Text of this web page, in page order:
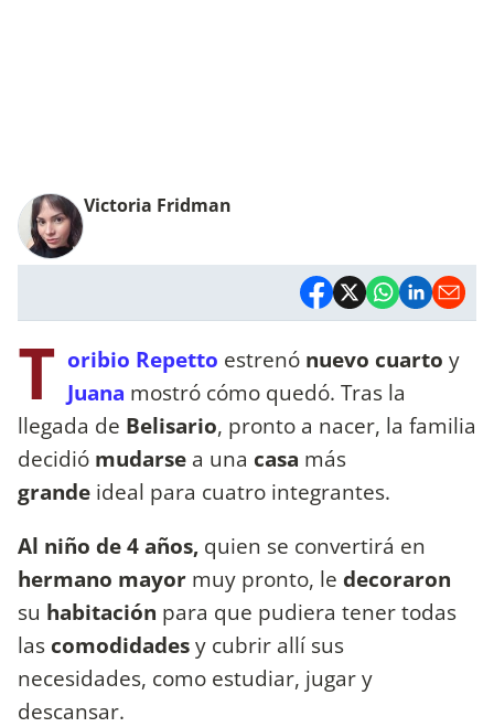
Victoria Fridman
T oribio Repetto estrenó nuevo cuarto y
Juana mostró cómo quedó. Tras la
llegada de Belisario, pronto a nacer, la familia
decidió mudarse a una casa más
grande ideal para cuatro integrantes.
Al niño de 4 años, quien se convertirá en
hermano mayor muy pronto, le decoraron
su habitación para que pudiera tener todas
las comodidadesy cubrir allí sus
necesidades, como estudiar, jugar y
descansar.